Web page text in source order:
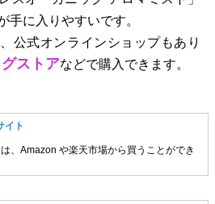
手に入りやすいです。
公式オンラインショップもあり
ストアなどで購入できます。
イト
、Amazon や楽天市場から買うことができ